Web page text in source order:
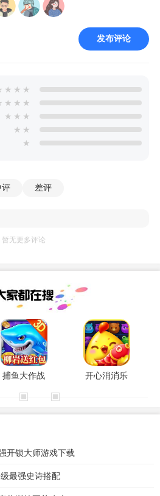
发布评论
★ ★ ★
★ ★ ★
★ ★ ★
★ ★
★
评 差评
暂无更多评论
捕鱼大作战 开心消消乐
开锁大师游戏下载
最强史诗搭配